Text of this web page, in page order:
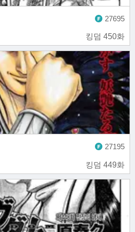
킹덤 450화
27695
킹덤 449화
27195